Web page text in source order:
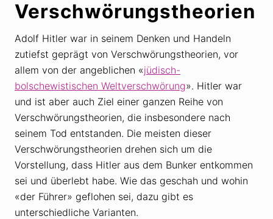
Verschwörungstheorien
Adolf Hitler war in seinem Denken und Handeln
zutiefst geprägt von Verschwörungstheorien, vor
allem von der angeblichen «jüdisch-
bolschewistischen Weltverschwörung». Hitler war
und ist aber auch Ziel einer ganzen Reihe von
Verschwörungstheorien, die insbesondere nach
seinem Tod entstanden. Die meisten dieser
Verschwörungstheorien drehen sich um die
Vorstellung, dass Hitler aus dem Bunker entkommen
sei und überlebt habe. Wie das geschah und wohin
«der Führer» geflohen sei, dazu gibt es
unterschiedliche Varianten.